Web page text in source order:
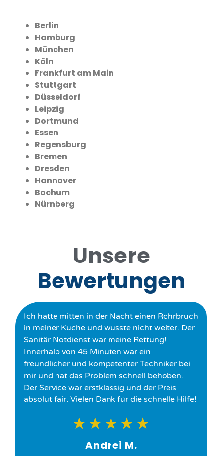
Berlin
Hamburg
München
Köln
Frankfurt am Main
Stuttgart
Düsseldorf
Leipzig
Dortmund
Essen
Regensburg
Bremen
Dresden
Hannover
Bochum
Nürnberg
Unsere
Bewertungen
Ich hatte mitten in der Nacht einen Rohrbruch
in meiner Küche und wusste nicht weiter. Der
Sanitär Notdienst war meine Rettung!
Innerhalb von 45 Minuten war ein
freundlicher und kompetenter Techniker bei
mir und hat das Problem schnell behoben.
Der Service war erstklassig und der Preis
absolut fair. Vielen Dank für die schnelle Hilfe!
★ ★ ★ ★ ★
Andrei M.